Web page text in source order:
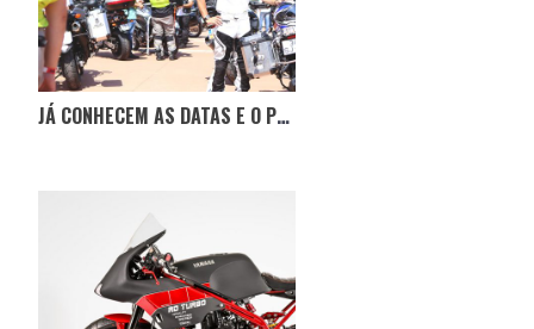
JÁ CONHECEM AS DATAS E O PERCURSO DO LÉS-A-LÉS 2023?